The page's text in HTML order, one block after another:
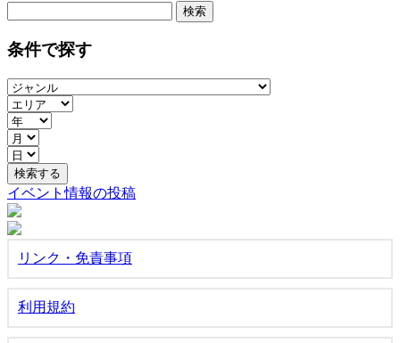
条件で探す
イベント情報の投稿
リンク・免責事項
利用規約